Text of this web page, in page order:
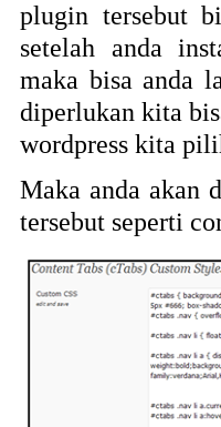
plugin tersebut
setelah anda
maka bisa anda
diperlukan kita
wordpress kita
Maka anda akan
tersebut seperti